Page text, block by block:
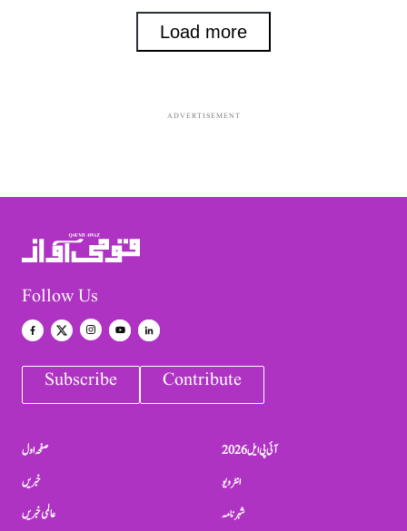
Load more
ADVERTISEMENT
Follow Us
Subscribe Contribute
صفحہ اول
خبریں
عالمی خبریں
آئی پی ایل 2026
انٹرویو
شہرنامہ